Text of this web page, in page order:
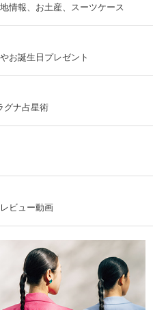
情報、お土産、スーツケース
お誕生日プレゼント
グナ占星術
ビュー動画